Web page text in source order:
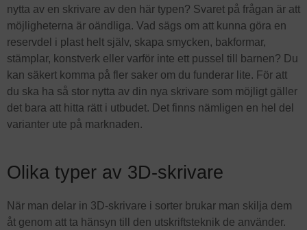
nytta av en skrivare av den här typen? Svaret på frågan är att
möjligheterna är oändliga. Vad sägs om att kunna göra en
reservdel i plast helt själv, skapa smycken, bakformar,
stämplar, konstverk eller varför inte ett pussel till barnen? Du
kan säkert komma på fler saker om du funderar lite. För att
du ska ha så stor nytta av din nya skrivare som möjligt gäller
det bara att hitta rätt i utbudet. Det finns nämligen en hel del
varianter ute på marknaden.
Olika typer av 3D-skrivare
När man delar in 3D-skrivare i sorter brukar man skilja dem
åt genom att ta hänsyn till den utskriftsteknik de använder.